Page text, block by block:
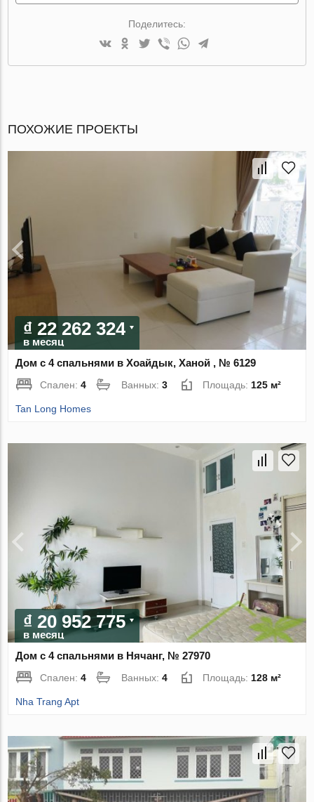
Поделитесь:
ПОХОЖИЕ ПРОЕКТЫ
₫ 22 262 324
в месяц
Дом с 4 спальнями в Хоайдык, Ханой , № 6129
Спален:4 Ванных:3 Площадь:125 м²
Tan Long Homes
₫ 20 952 775
в месяц
Дом с 4 спальнями в Нячанг, № 27970
Спален:4 Ванных:4 Площадь: 128 м²
Nha Trang Apt